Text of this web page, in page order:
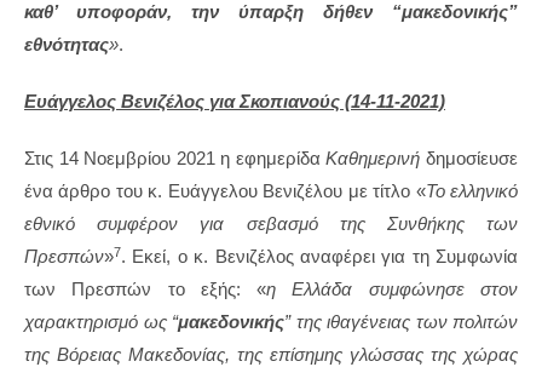
καθ’ υποφοράν, την ύπαρξη δήθεν “μακεδονικής”
εθνότητας».
Ευάγγελος Βενιζέλος για Σκοπιανούς (14-11-2021)
Στις 14 Νοεμβρίου 2021 η εφημερίδαΚαθημερινή δημοσίευσε
ένα άρθρο του κ. Ευάγγελου Βενιζέλου με τίτλο «Το ελληνικό
εθνικό συμφέρον για σεβασμό της Συνθήκης των
Πρεσπών»7. Εκεί, ο κ. Βενιζέλος αναφέρει για τη Συμφωνία
των Πρεσπών το εξής: «η Ελλάδα συμφώνησε στον
χαρακτηρισμό ως “μακεδονικής”της ιθαγένειας των πολιτών
της Βόρειας Μακεδονίας, της επίσημης γλώσσας της χώρας